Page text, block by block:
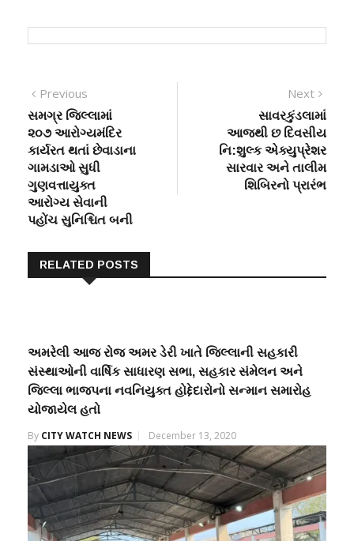
Post
navigation
Previous
post:
સમગ્ર જિલ્લામાં
૨૦૭ આરોગ્યમંદિર
કાર્યરત થતાં છેવાડાના
ગામડાઓ સુધી
ગુણવત્તાયુક્ત
આરોગ્ય સેવાની
પહોંચ સુનિશ્ચિત બની
Next
post:
સાવરકુંડલામાં
આજથી છ દિવસીય
નિ:શુલ્ક એક્યુપ્રેશર
સારવાર અને તાલીમ
શિબિરનો પ્રારંભ
RELATED POSTS
અમરેલી આજ રોજ અમર ડેરી ખાતે જિલ્લાની સહકારી
સંસ્થાઓની વાર્ષિક સાધારણ સભા, સહકાર સંમેલન અને
જિલ્લા ભાજપના નવનિયુક્ત હોદ્દેદારોનો સન્માન સમારોહ
યોજાયેલ હતો
By CITY WATCH NEWS December 13, 2020